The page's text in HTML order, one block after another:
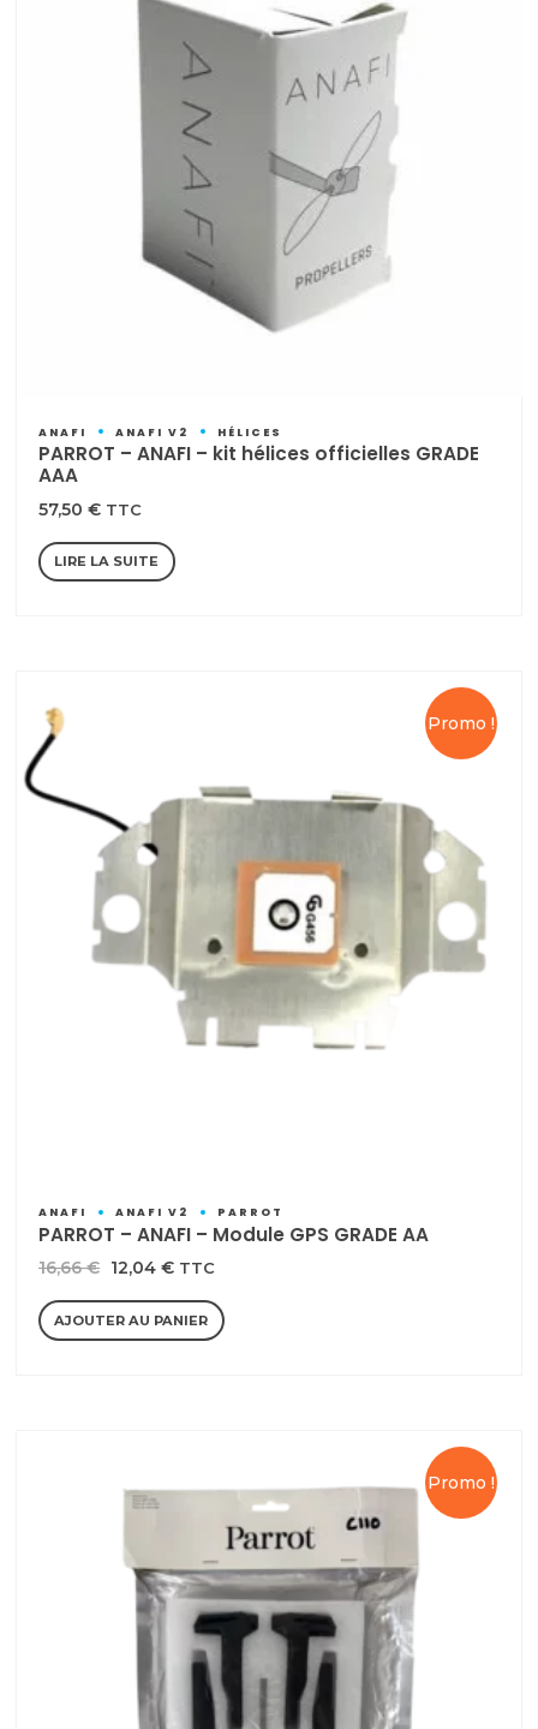
ANAFI ANAFI V2 HÉLICES
PARROT – ANAFI – kit hélices officielles GRADE
AAA
57,50 € TTC
LIRE LA SUITE
Promo !
ANAFI ANAFI V2 PARROT
PARROT – ANAFI – Module GPS GRADE AA
16,66€ Le
prix
initial
12,04 €Le
prix
actuel
TTC
AJOUTER AU PANIER
Promo !